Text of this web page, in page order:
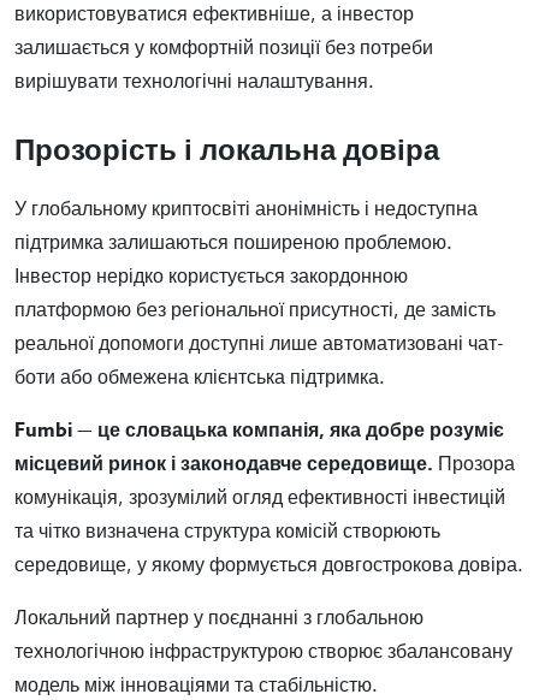
використовуватися ефективніше, а інвестор
залишається у комфортній позиції без потреби
вирішувати технологічні налаштування.
Прозорість і локальна довіра
У глобальному криптосвіті анонімність і недоступна
підтримка залишаються поширеною проблемою.
Інвестор нерідко користується закордонною
платформою без регіональної присутності, де замість
реальної допомоги доступні лише автоматизовані чат-
боти або обмежена клієнтська підтримка.
Fumbi — це словацька компанія, яка добре розуміє
місцевий ринок і законодавче середовище. Прозора
комунікація, зрозумілий огляд ефективності інвестицій
та чітко визначена структура комісій створюють
середовище, у якому формується довгострокова довіра.
Локальний партнер у поєднанні з глобальною
технологічною інфраструктурою створює збалансовану
модель між інноваціями та стабільністю.